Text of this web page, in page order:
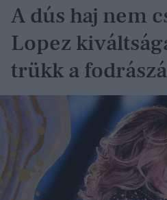
A dús haj nem
Lopez
trükk a